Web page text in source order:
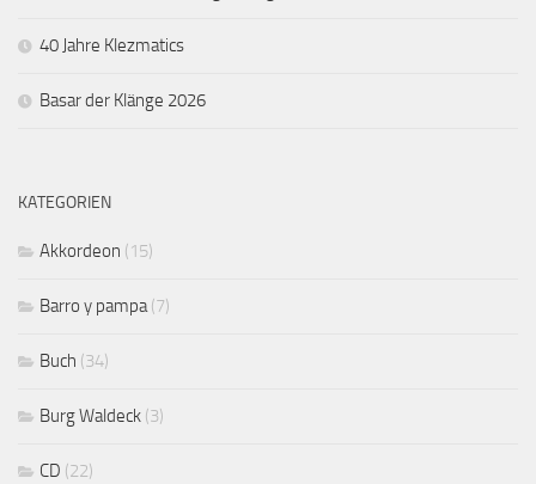
40 Jahre Klezmatics
Basar der Klänge 2026
KATEGORIEN
Akkordeon (15)
Barro y pampa(7)
Buch (34)
Burg Waldeck (3)
CD (22)